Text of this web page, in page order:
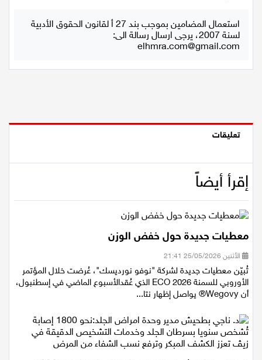
مطبخ
صحة وطب
جمال وازياء
فن
ستوديو انتخابات 2022
استعمال المضامين بموجب بند 27 أ لقانون الحقوق الأدبية
لسنة 2007، يرجى ارسال رسالة الى:
إقرأ أيضاً
معطيات جديدة حول خفض الوزن
الأثنين 25/05/2026 21:41
تُبيّن معطيات جديدة لشركة "نوفو نورديسك"، عُرضت خلال المؤتمر
الأوروبي للسمنة ECO 2026 الذي عُقدالأسبوع الماضي في إسطنبول،